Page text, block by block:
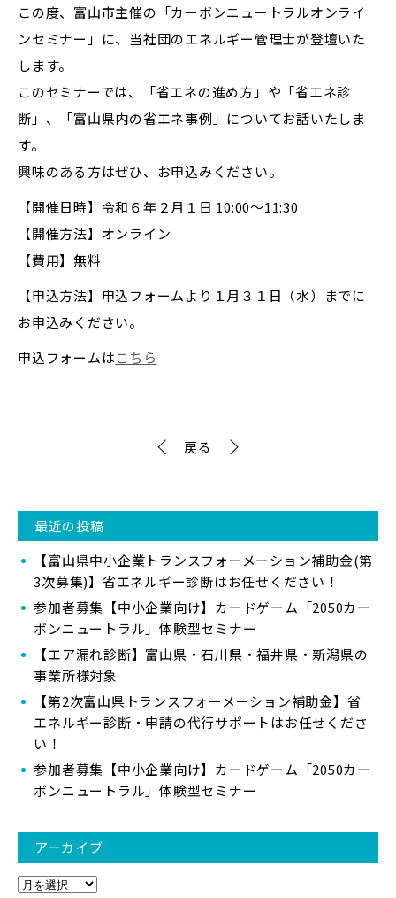
この度、富山市主催の「カーボンニュートラルオンライ
ンセミナー」に、当社団のエネルギー管理士が登壇いた
します。
このセミナーでは、「省エネの進め方」や「省エネ診
断」、「富山県内の省エネ事例」についてお話いたしま
す。
興味のある方はぜひ、お申込みください。
【開催日時】令和６年２月１日 10:00～11:30
【開催方法】オンライン
【費用】無料
【申込方法】申込フォームより１月３１日（水）までに
お申込みください。
申込フォームはこちら
戻る
最近の投稿
【富山県中小企業トランスフォーメーション補助金(第
3次募集)】省エネルギー診断はお任せください！
参加者募集【中小企業向け】カードゲーム「2050カー
ボンニュートラル」体験型セミナー
【エア漏れ診断】富山県・石川県・福井県・新潟県の
事業所様対象
【第2次富山県トランスフォーメーション補助金】省
エネルギー診断・申請の代行サポートはお任せくださ
い！
参加者募集【中小企業向け】カードゲーム「2050カー
ボンニュートラル」体験型セミナー
アーカイブ